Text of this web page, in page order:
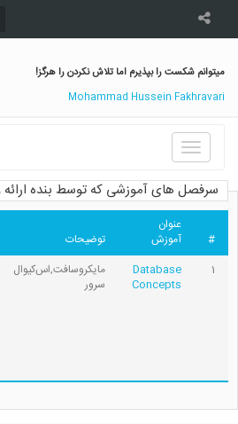
میتوانم شکست را بپذیرم اما تلاش نکردن را هرگز!
Mohammad Hussein Fakhravari
Toggle
navigation
سرفصل های آموزشی که توسط بنده
#
عنوان
آموزش
توضیحات
1
Database
Concepts
مایکروسافت,اس‌کیوال
سرور